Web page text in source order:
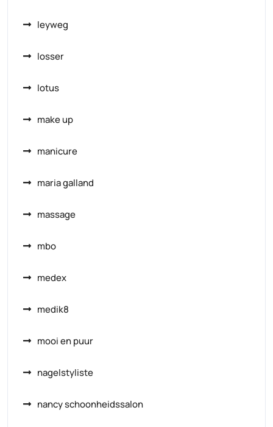
leyweg
losser
lotus
make up
manicure
maria galland
massage
mbo
medex
medik8
mooi en puur
nagelstyliste
nancy schoonheidssalon